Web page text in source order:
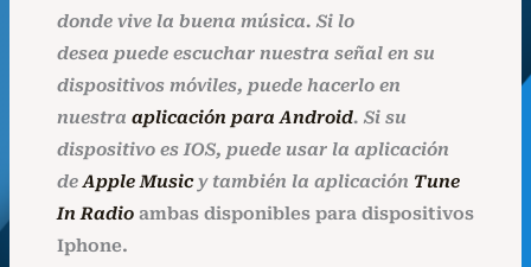
donde vive la buena música. Si lo
desea puedeescuchar nuestra señal en su
dispositivos móviles, puede hacerlo en
nuestra aplicación para Android. Si su
dispositivo es IOS, puede usar la aplicación
deApple Musicy también la aplicación Tune
In Radio ambas disponibles para dispositivos
Iphone.